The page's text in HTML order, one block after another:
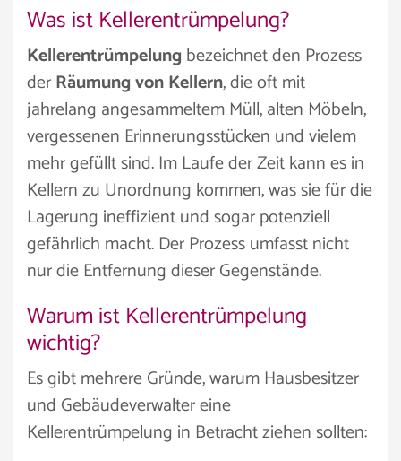
Was ist Kellerentrümpelung?
Kellerentrümpelung bezeichnet den Prozess
derRäumung von Kellern, die oft mit
jahrelang angesammeltem Müll, alten Möbeln,
vergessenen Erinnerungsstücken und vielem
mehr gefüllt sind. Im Laufe der Zeit kann es in
Kellern zu Unordnung kommen, was sie für die
Lagerung ineffizient und sogar potenziell
gefährlich macht. Der Prozess umfasst nicht
nur die Entfernung dieser Gegenstände.
Warum ist Kellerentrümpelung
wichtig?
Es gibt mehrere Gründe, warum Hausbesitzer
und Gebäudeverwalter eine
Kellerentrümpelung in Betracht ziehen sollten: